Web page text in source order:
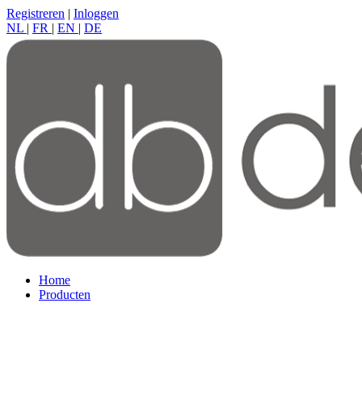
Registreren | Inloggen
NL | FR | EN | DE
Home
Producten